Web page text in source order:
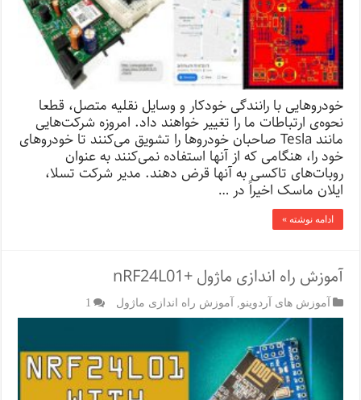
خودروهایی با رانندگی خودکار و وسایل نقلیه متصل، قطعا
نحوه‌ی ارتباطات ما را تغییر خواهند داد. امروزه شرکت‌هایی
مانند Tesla صاحبان خودروها را تشویق می‌کنند تا خودروهای
خود را، هنگامی ‌که از آنها استفاده نمی‌کنند به عنوان
روبات‌های تاکسی به آنها قرض دهند. مدیر شرکت تسلا،
ایلان ماسک اخیراً در …
ادامه نوشته »
آموزش راه اندازی ماژول +nRF24L01
آموزش های آردوینو ,آموزش راه اندازی ماژول 1